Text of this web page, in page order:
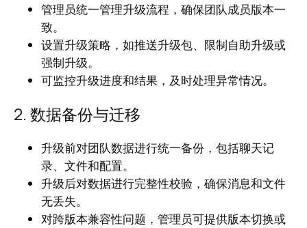
管理员统一管理升级流程，确保团队成员版本一
致。
设置升级策略，如推送升级包、限制自助升级或
强制升级。
可监控升级进度和结果，及时处理异常情况。
2. 数据备份与迁移
升级前对团队数据进行统一备份，包括聊天记
录、文件和配置。
升级后对数据进行完整性校验，确保消息和文件
无丢失。
对跨版本兼容性问题，管理员可提供版本切换或